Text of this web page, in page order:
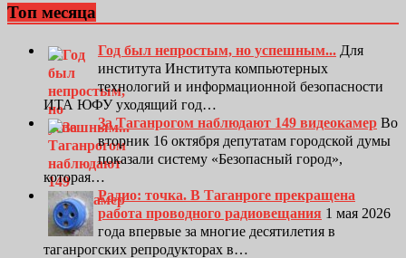
Топ месяца
Год был непростым, но успешным... Для
института Института компьютерных
технологий и информационной безопасности
ИТА ЮФУ уходящий год…
За Таганрогом наблюдают 149 видеокамер Во
вторник 16 октября депутатам городской думы
показали систему «Безопасный город»,
которая…
Радио: точка. В Таганроге прекращена
работа проводного радиовещания 1 мая 2026
года впервые за многие десятилетия в
таганрогских репродукторах в…